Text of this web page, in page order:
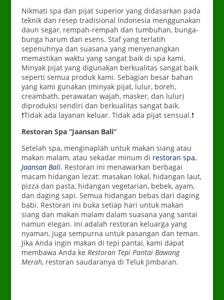
Nikmati spa dan pijat superior yang didasarkan pada
teknik dan resep tradisional Indonesia menggunakan
daun segar, rempah-rempah dan tumbuhan, bunga-
bunga harum dan esens. Staf yang terlatih
sepenuhnya dan suasana yang menyenangkan
memastikan waktu yang sangat baik di spa kami.
Minyak pijat yang digunakan berkualitas sangat baik
seperti semua produk kami. Sebagian besar bahan
yang kami gunakan (minyak pijat, lulur, boreh,
creambath, perawatan wajah, masker, dan lulur)
diproduksi sendiri dan berkualitas sangat baik.
❗Tidak ada layanan keluar. Tidak ada pijat sensual.❗
Restoran Spa “Jaansan Bali”
Setelah spa, menginaplah untuk makan siang atau
makan malam, atau sekadar minum di restoran spa,
Jaansan Bali. Restoran ini menawarkan berbagai
macam hidangan lezat: masakan lokal, hidangan laut,
pizza dan pasta, hidangan vegetarian, bebek, ayam,
dan daging sapi. Semua hidangan bebas dari daging
babi. Restoran ini buka setiap hari untuk makan
siang dan makan malam dalam suasana yang santai
namun elegan. Ini adalah restoran keluarga yang
nyaman, juga sempurna untuk pasangan dan teman.
Jika Anda ingin makan di tepi pantai, kami dapat
membawa Anda ke Restoran Tepi Pantai Bawang
Merah, restoran saudaranya di Teluk Jimbaran.